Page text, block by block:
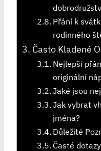
Přání k
rodinného
Často Kladené
Nejlepší
originální
Jaké jsou
Jak vybrat
jména?
Důležité
Časté